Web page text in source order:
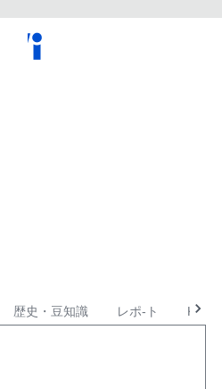
歴史・豆知識 レポ-ト KPOP